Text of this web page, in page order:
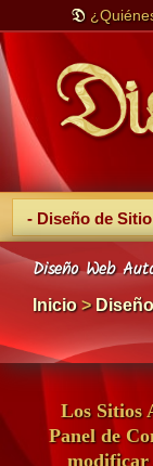
Diseño Web
Inicio>
Los Sitios
Panel de
modificar